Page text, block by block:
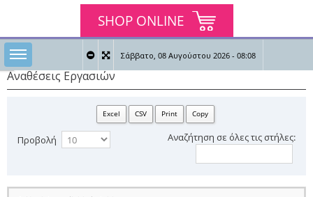
SHOP ONLINE
Toggle sidebar
Σάββατο, 08 Αυγούστου 2026 - 08:08
Αναθέσεις Εργασιών
Excel CSV Print Copy
Προβολή Αναζήτηση σε όλες τις στήλες: